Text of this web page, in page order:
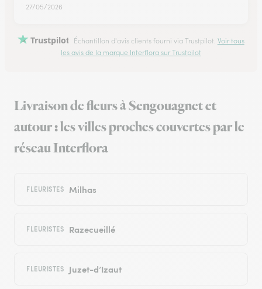
27/05/2026
Trustpilot Échantillon d'avis clients fourni via Trustpilot. Voir tous
les avis de la marque Interflora sur Trustpilot
Livraison de fleurs à Sengouagnet et
autour : les villes proches couvertes par le
réseau Interflora
FLEURISTES Milhas
FLEURISTES Razecueillé
FLEURISTES Juzet-d’Izaut